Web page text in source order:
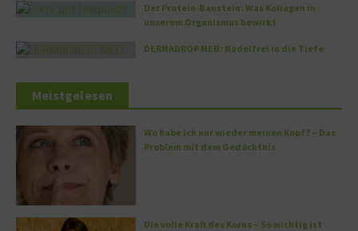
Der Protein-Baustein: Was Kollagen in
unserem Organismus bewirkt
DERMADROP MED: Nadelfrei in die Tiefe
Meistgelesen
Wo habe ich nur wieder meinen Kopf? – Das
Problem mit dem Gedächtnis
Die volle Kraft des Korns – So wichtig ist